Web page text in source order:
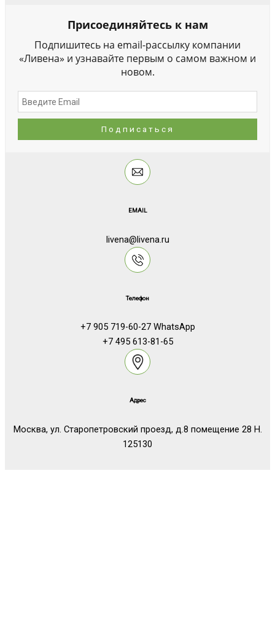
Присоединяйтесь к нам
Подпишитесь на email-рассылку компании
«Ливена» и узнавайте первым о самом важном и
новом.
EMAIL
livena@livena.ru
Телефон
+7 905 719-60-27 WhatsApp
+7 495 613-81-65
Адрес
Москва, ул. Старопетровский проезд, д.8 помещение 28 Н.
125130